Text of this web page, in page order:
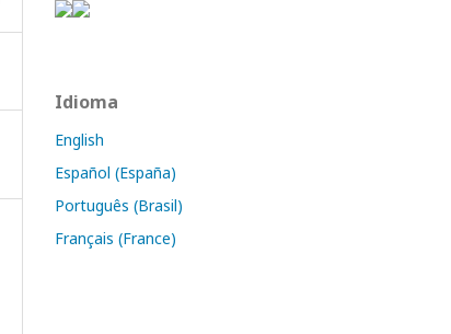
Idioma
English
Español (España)
Português (Brasil)
Français (France)